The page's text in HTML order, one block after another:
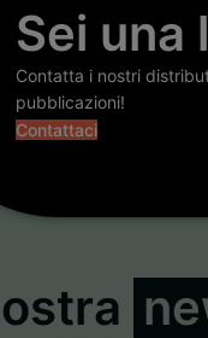
Sei una
Contatta i nostri
pubblicazioni!
Contattaci